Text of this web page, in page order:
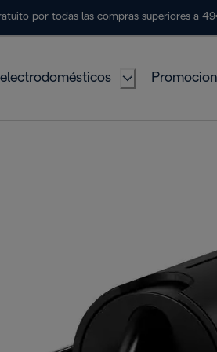
por todas las compras superiores a